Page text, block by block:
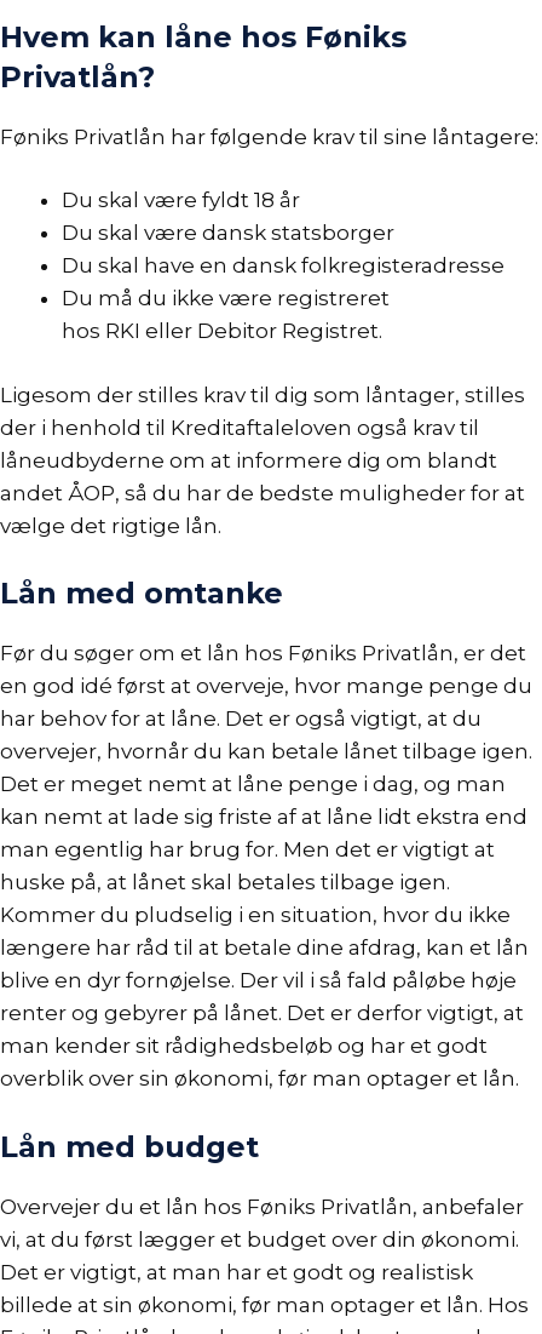
Hvem kan låne hos Føniks
Privatlån?
Føniks Privatlån har følgende krav til sine låntagere:
Du skal være fyldt 18 år
Du skal være dansk statsborger
Du skal have en dansk folkregisteradresse
Du må du ikke være registreret
hos RKI eller Debitor Registret.
Ligesom der stilles krav til dig som låntager, stilles
der i henhold til Kreditaftaleloven også krav til
låneudbyderne om at informere dig om blandt
andet ÅOP, så du har de bedste muligheder for at
vælge det rigtige lån.
Lån med omtanke
Før du søger om et lån hos Føniks Privatlån, er det
en god idé først at overveje, hvor mange penge du
har behov for at låne. Det er også vigtigt, at du
overvejer, hvornår du kan betale lånet tilbage igen.
Det er meget nemt at låne penge i dag, og man
kan nemt at lade sig friste af at låne lidt ekstra end
man egentlig har brug for. Men det er vigtigt at
huske på, at lånet skal betales tilbage igen.
Kommer du pludselig i en situation, hvor du ikke
længere har råd til at betale dine afdrag, kan et lån
blive en dyr fornøjelse. Der vil i så fald påløbe høje
renter og gebyrer på lånet. Det er derfor vigtigt, at
man kender sit rådighedsbeløb og har et godt
overblik over sin økonomi, før man optager et lån.
Lån med budget
Overvejer du et lån hos Føniks Privatlån, anbefaler
vi, at du først lægger et budget over din økonomi.
Det er vigtigt, at man har et godt og realistisk
billede at sin økonomi, før man optager et lån. Hos